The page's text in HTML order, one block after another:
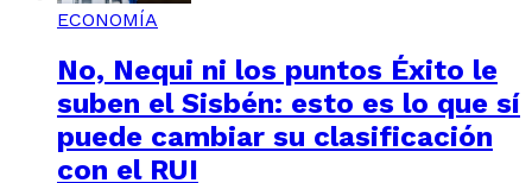
ECONOMÍA
No, Nequi ni los puntos Éxito le
suben el Sisbén: esto es lo que sí
puede cambiar su clasificación
con el RUI